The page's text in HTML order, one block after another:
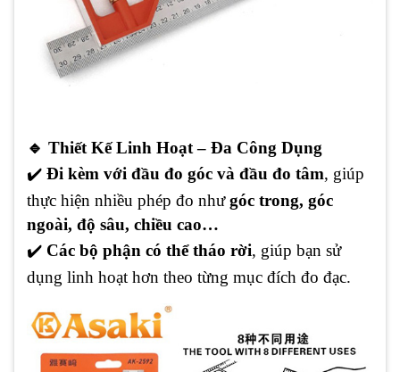
🔹 Thiết Kế Linh Hoạt – Đa Công Dụng
✔ Đi kèm với đầu đo góc và đầu đo tâm, giúp
thực hiện nhiều phép đo nhưgóc trong, góc
ngoài, độ sâu, chiều cao…
✔ Các bộ phận có thể tháo rời, giúp bạn sử
dụng linh hoạt hơn theo từng mục đích đo đạc.